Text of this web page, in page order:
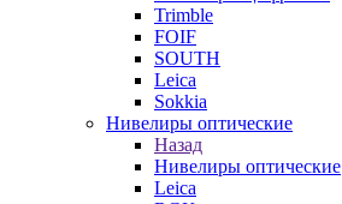
Trimble
FOIF
SOUTH
Leica
Sokkia
Нивелиры оптические
Назад
Нивелиры оптические
Leica